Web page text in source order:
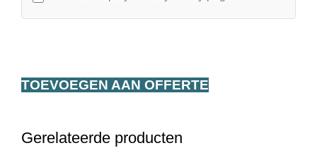
TOEVOEGEN AAN OFFERTE
Gerelateerde producten